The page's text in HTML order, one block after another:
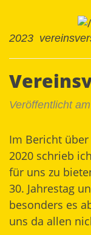
2023
Veröffentlicht
Im Bericht
2020 schrieb
für uns zu
30. Jahrestag
besonders es
uns da allen